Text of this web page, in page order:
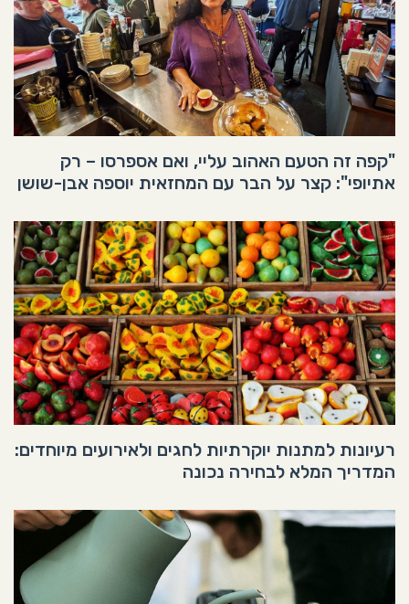
"קפה זה הטעם האהוב עליי, ואם אספרסו – רק
אתיופי": קצר על הבר עם המחזאית יוספה אבן-שושן
רעיונות למתנות יוקרתיות לחגים ולאירועים מיוחדים:
המדריך המלא לבחירה נכונה